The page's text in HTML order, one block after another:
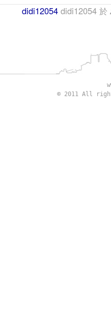
didi12054 didi12054 於
© 2011 All